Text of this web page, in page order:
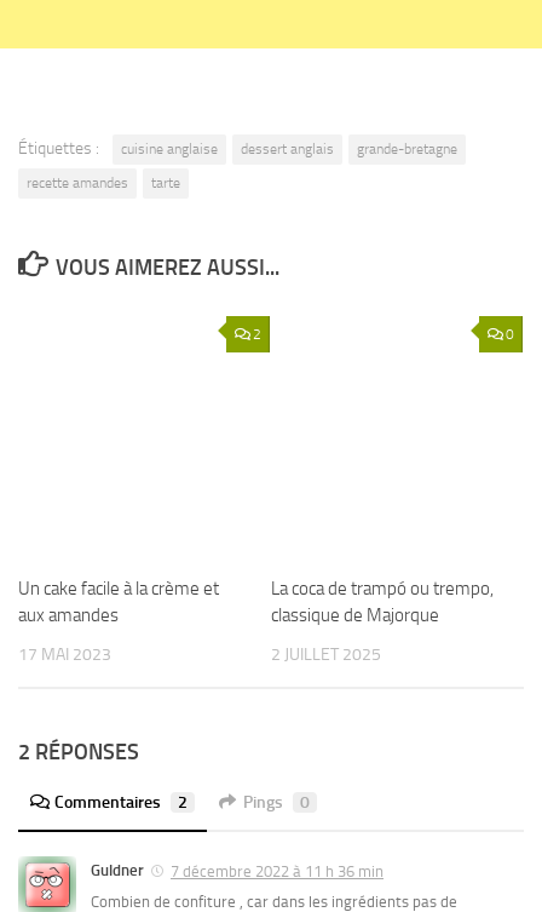
Étiquettes : cuisine anglaise dessert anglais
grande-bretagne
recette amandes
tarte
VOUS AIMEREZ AUSSI...
2
Un cake facile à la crème et
aux amandes
17 MAI 2023
0
La coca de trampó ou trempo,
classique de Majorque
2 JUILLET 2025
2 RÉPONSES
Commentaires 2 Pings 0
Guldner
7 décembre 2022 à 11 h 36 min
Combien de confiture , car dans les ingrédients pas de